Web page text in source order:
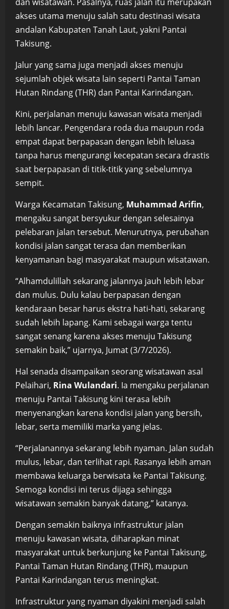
akses utama menuju salah satu destinasi wisata
andalan Kabupaten Tanah Laut, yakni Pantai
Takisung.
Jalur yang sama juga menjadi akses menuju
sejumlah objek wisata lain seperti Pantai Taman
Hutan Rindang (THR) dan Pantai Karindangan.
Kini, perjalanan menuju kawasan wisata menjadi
lebih lancar. Pengendara roda dua maupun roda
empat dapat berpapasan dengan lebih leluasa
tanpa harus mengurangi kecepatan secara drastis
saat berpapasan di titik-titik yang sebelumnya
sempit.
Warga Kecamatan Takisung, Muhammad Arifin,
mengaku sangat bersyukur dengan selesainya
pelebaran jalan tersebut. Menurutnya, perubahan
kondisi jalan sangat terasa dan memberikan
kenyamanan bagi masyarakat maupun wisatawan.
“Alhamdulillah sekarang jalannya jauh lebih lebar
dan mulus. Dulu kalau berpapasan dengan
kendaraan besar harus ekstra hati-hati, sekarang
sudah lebih lapang. Kami sebagai warga tentu
sangat senang karena akses menuju Takisung
semakin baik,” ujarnya, Jumat (3/7/2026).
Hal senada disampaikan seorang wisatawan asal
Pelaihari, Rina Wulandari. Ia mengaku perjalanan
menuju Pantai Takisung kini terasa lebih
menyenangkan karena kondisi jalan yang bersih,
lebar, serta memiliki marka yang jelas.
“Perjalanannya sekarang lebih nyaman. Jalan sudah
mulus, lebar, dan terlihat rapi. Rasanya lebih aman
membawa keluarga berwisata ke Pantai Takisung.
Semoga kondisi ini terus dijaga sehingga
wisatawan semakin banyak datang,” katanya.
Dengan semakin baiknya infrastruktur jalan
menuju kawasan wisata, diharapkan minat
masyarakat untuk berkunjung ke Pantai Takisung,
Pantai Taman Hutan Rindang (THR), maupun
Pantai Karindangan terus meningkat.
Infrastruktur yang nyaman diyakini menjadi salah